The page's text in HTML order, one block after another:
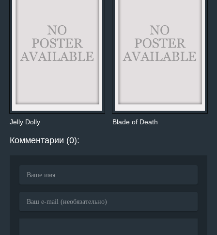
Jelly Dolly Blade of Death
Комментарии (0):